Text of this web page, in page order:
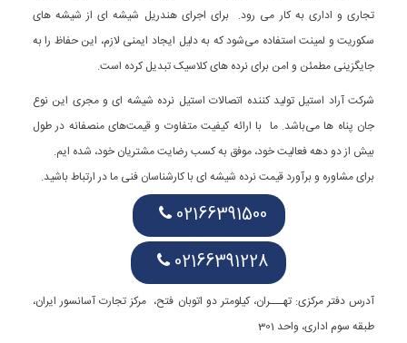
تجاری و اداری به کار می رود. برای اجرای هندریل شیشه ای از شیشه های
سکوریت و لمینت استفاده می‌شود که به دلیل ایجاد ایمنی لازم، این حفاظ را به
جایگزینی مطمئن و امن برای نرده های کلاسیک تبدیل کرده است.
شرکت آراد استیل تولید کننده اتصالات استیل نرده شیشه ای و مجری این نوع
جان پناه ها ‌می‌باشد. ما با ارائه کیفیت متفاوت و قیمت‌های منصفانه در طول
بیش از دو دهه فعالیت خود، موفق به کسب رضایت مشتریان خود، شده ایم.
برای مشاوره و برآورد قیمت نرده شیشه ای با کارشناسان فنی ما در ارتباط باشید.
02166391500
02166391228
آدرس دفتر مرکزی: تهـــران، کیلومتر دو اتوبان فتح، مرکز تجارت آسانسور ایران،
طبقه سوم اداری، واحد 301